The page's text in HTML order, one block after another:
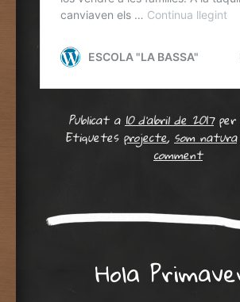
Publicat a10 d'abril de 2017per
Etiquetes projecte, som natura
comment
Hola